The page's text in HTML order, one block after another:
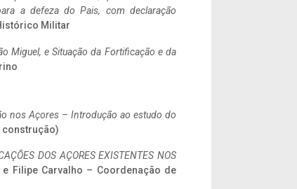
a defeza do Pais, com declaração
Militar
Miguel, e Situação da Fortificação e da
nos Açores – Introdução ao estudo do
construção)
DOS AÇORES EXISTENTES NOS
Filipe Carvalho – Coordenação de